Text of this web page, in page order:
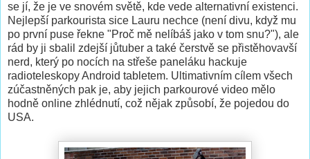
se jí, že je ve snovém světě, kde vede alternativní existenci.
Nejlepší parkourista sice Lauru nechce (není divu, když mu
po první puse řekne "Proč mě nelíbáš jako v tom snu?"), ale
rád by ji sbalil zdejší jůtuber a také čerstvě se přistěhovavší
nerd, který po nocích na střeše paneláku hackuje
radioteleskopy Android tabletem. Ultimativním cílem všech
zúčastněných pak je, aby jejich parkourové video mělo
hodně online zhlédnutí, což nějak způsobí, že pojedou do
USA.